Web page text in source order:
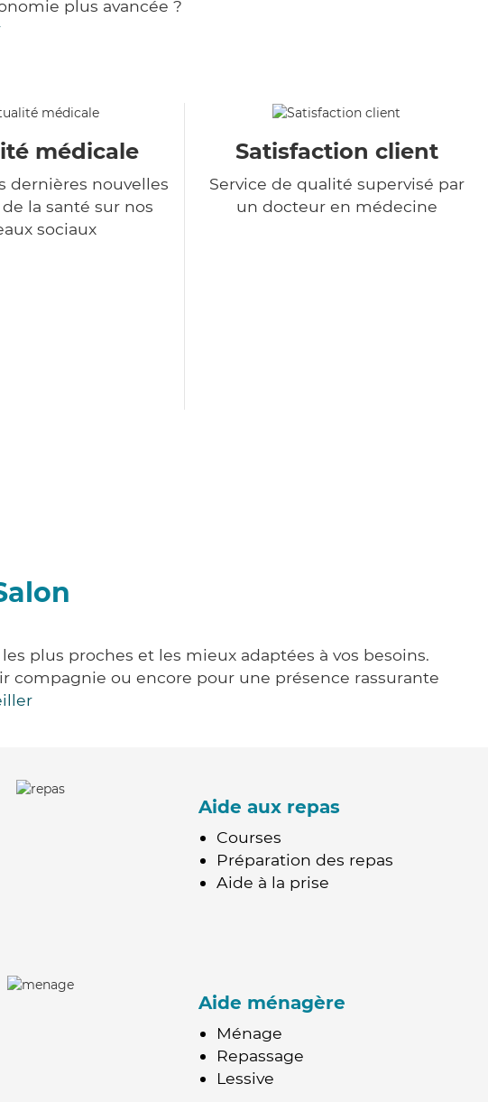
plus avancée ?
médicale
dernières nouvelles
la santé sur nos
sociaux
Satisfaction client
Service de qualité supervisé par
un docteur en médecine
plus proches et les mieux adaptées à vos besoins.
compagnie ou encore pour une présence rassurante
Aide aux repas
Courses
Préparation des repas
Aide à la prise
Aide ménagère
Ménage
Repassage
Lessive